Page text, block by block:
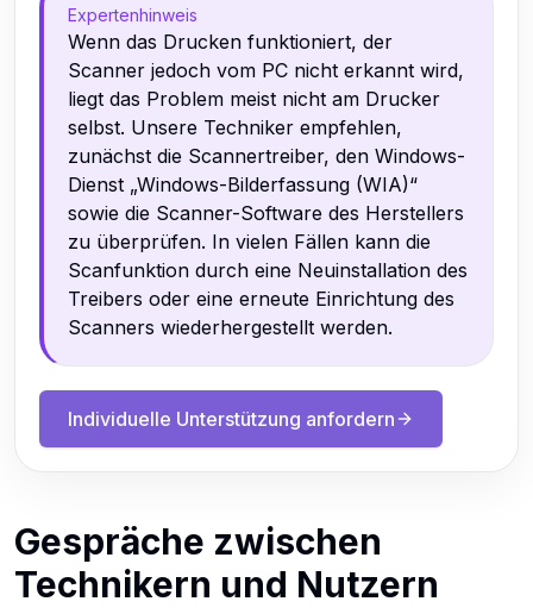
Expertenhinweis
Wenn das Drucken funktioniert, der
Scanner jedoch vom PC nicht erkannt wird,
liegt das Problem meist nicht am Drucker
selbst. Unsere Techniker empfehlen,
zunächst die Scannertreiber, den Windows-
Dienst „Windows-Bilderfassung (WIA)“
sowie die Scanner-Software des Herstellers
zu überprüfen. In vielen Fällen kann die
Scanfunktion durch eine Neuinstallation des
Treibers oder eine erneute Einrichtung des
Scanners wiederhergestellt werden.
Individuelle Unterstützung anfordern
Gespräche zwischen
Technikern und Nutzern